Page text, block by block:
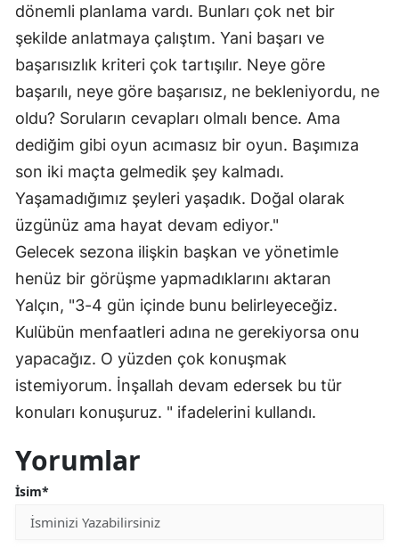
dönemli planlama vardı. Bunları çok net bir
şekilde anlatmaya çalıştım. Yani başarı ve
başarısızlık kriteri çok tartışılır. Neye göre
başarılı, neye göre başarısız, ne bekleniyordu, ne
oldu? Soruların cevapları olmalı bence. Ama
dediğim gibi oyun acımasız bir oyun. Başımıza
son iki maçta gelmedik şey kalmadı.
Yaşamadığımız şeyleri yaşadık. Doğal olarak
üzgünüz ama hayat devam ediyor."
Gelecek sezona ilişkin başkan ve yönetimle
henüz bir görüşme yapmadıklarını aktaran
Yalçın, "3-4 gün içinde bunu belirleyeceğiz.
Kulübün menfaatleri adına ne gerekiyorsa onu
yapacağız. O yüzden çok konuşmak
istemiyorum. İnşallah devam edersek bu tür
konuları konuşuruz. " ifadelerini kullandı.
Yorumlar
İsim*